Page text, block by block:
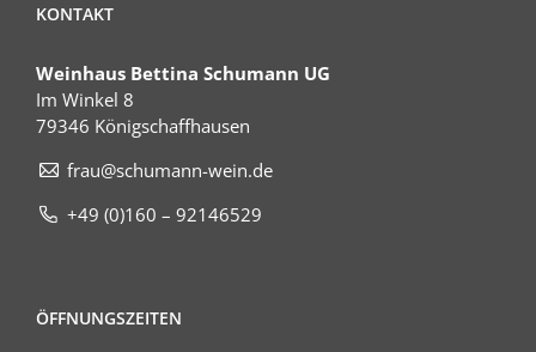
KONTAKT
Weinhaus Bettina Schumann UG
Im Winkel 8
79346 Königschaffhausen
frau@schumann-wein.de
+49 (0)160 – 92146529
ÖFFNUNGSZEITEN